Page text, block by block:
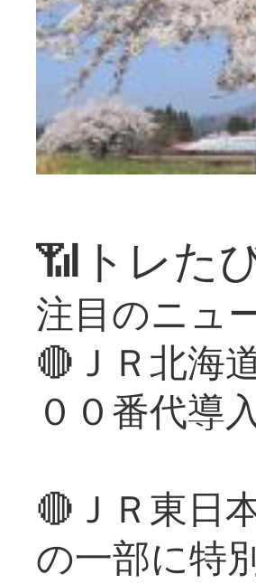
📶トレた
注目のニュ
🔴ＪＲ北海
００番代導
🔴ＪＲ東日
の一部に特